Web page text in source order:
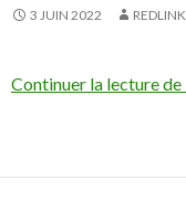
3 JUIN 2022 REDLINK
Continuer la lecture de